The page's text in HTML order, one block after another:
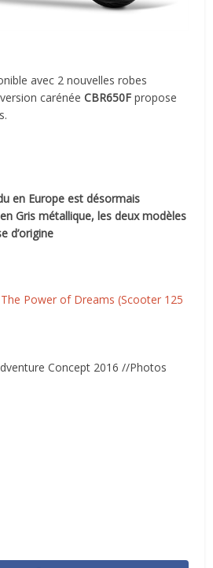
avec 2 nouvelles robes
carénéeCBR650F propose
en Europe est désormais
Gris métallique, les deux modèles
d’origine
Power of Dreams (Scooter 125
Concept 2016 //Photos